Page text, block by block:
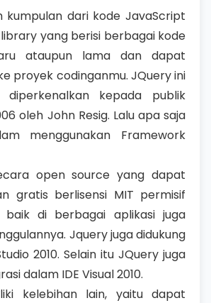
kumpulan dari kode JavaScript
yang berisi berbagai kode
ataupun lama dan dapat
proyek codinganmu. JQuery ini
kepada publik
oleh John Resig. Lalu apa saja
menggunakan Framework
open source yang dapat
gratis berlisensi MIT permisif
baik di berbagai aplikasi juga
Jquery juga didukung
2010. Selain itu JQuery juga
dalam IDE Visual 2010.
kelebihan lain, yaitu dapat